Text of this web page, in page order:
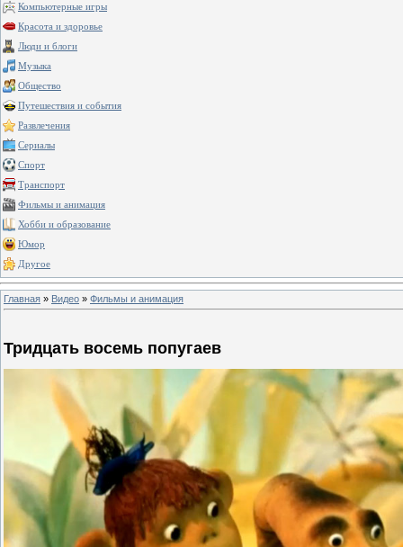
Компьютерные игры
Красота и здоровье
Люди и блоги
Музыка
Общество
Путешествия и события
Развлечения
Сериалы
Спорт
Транспорт
Фильмы и анимация
Хобби и образование
Юмор
Другое
Главная » Видео » Фильмы и анимация
Тридцать восемь попугаев